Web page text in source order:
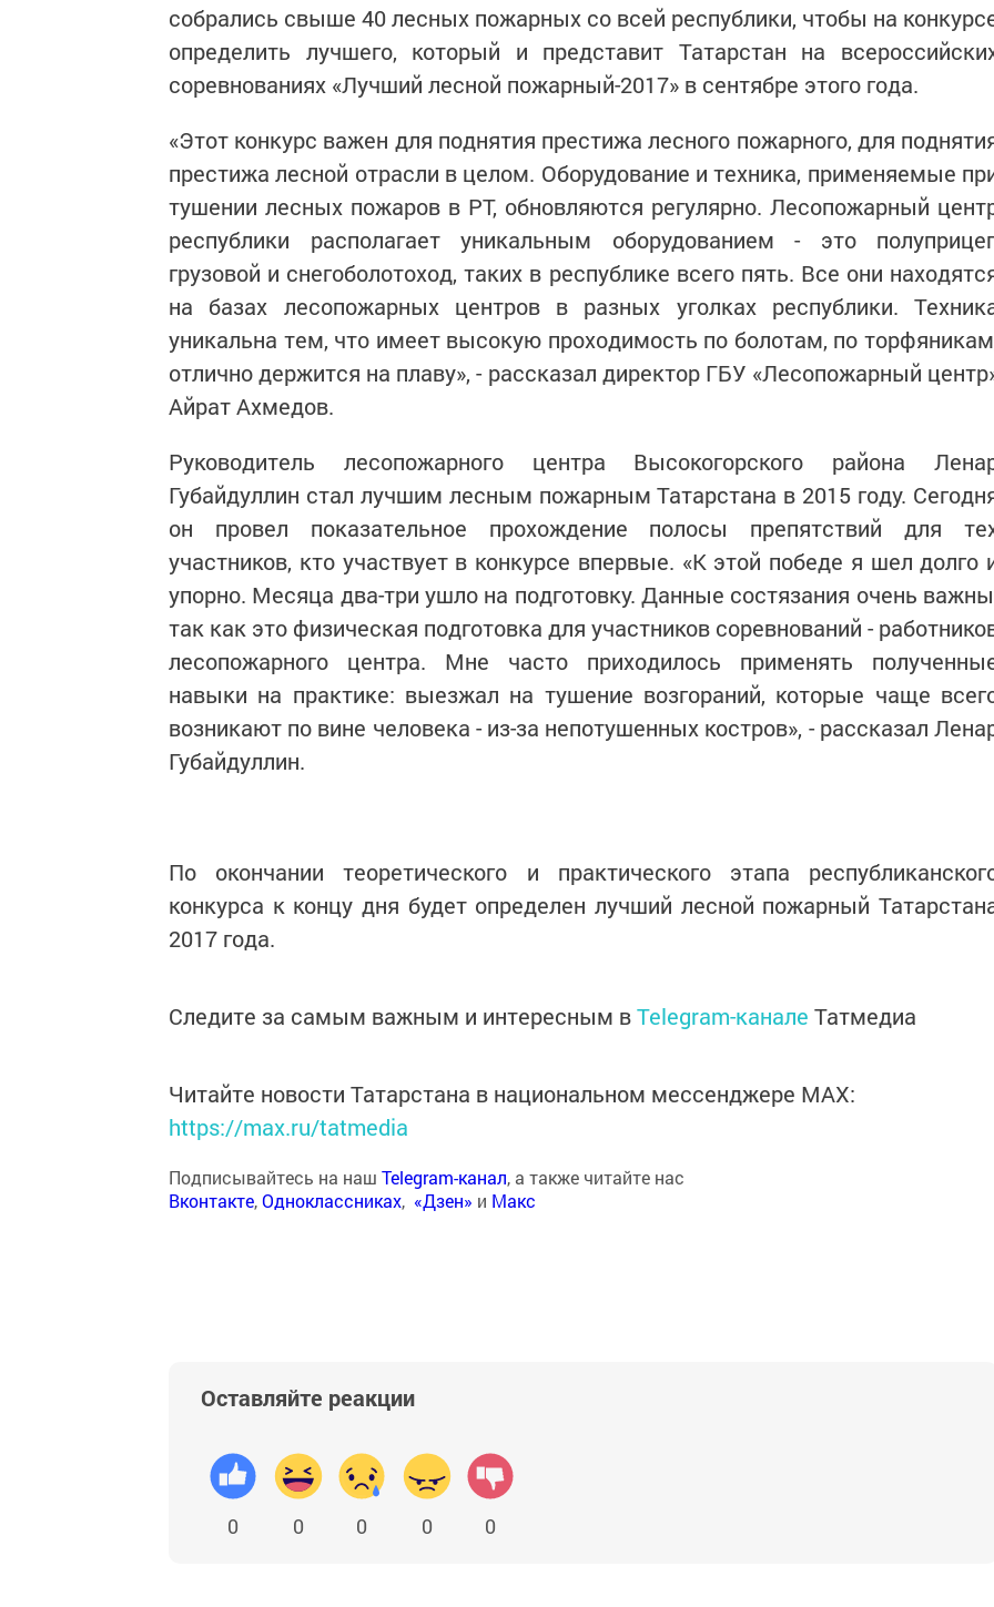
собрались свыше 40 лесных пожарных со всей республики, чтобы на
определить лучшего, который и представит Татарстан на
соревнованиях «Лучший лесной пожарный-2017» в сентябре этого года.
«Этот конкурс важен для поднятия престижа лесного пожарного, для
престижа лесной отрасли в целом. Оборудование и техника, применяемые
тушении лесных пожаров в РТ, обновляются регулярно. Лесопожарный
республики располагает уникальным оборудованием - это
грузовой и снегоболотоход, таких в республике всего пять. Все они
на базах лесопожарных центров в разных уголках республики.
уникальна тем, что имеет высокую проходимость по болотам, по
отлично держится на плаву», - рассказал директор ГБУ «Лесопожарный
Айрат Ахмедов.
Руководитель лесопожарного центра Высокогорского района
Губайдуллин стал лучшим лесным пожарным Татарстана в 2015 году.
он провел показательное прохождение полосы препятствий для
участников, кто участвует в конкурсе впервые. «К этой победе я шел долго
упорно. Месяца два-три ушло на подготовку. Данные состязания очень
так как это физическая подготовка для участников соревнований -
лесопожарного центра. Мне часто приходилось применять
навыки на практике: выезжал на тушение возгораний, которые чаще
возникают по вине человека - из-за непотушенных костров», - рассказал
Губайдуллин.
По окончании теоретического и практического этапа
конкурса к концу дня будет определен лучший лесной пожарный
2017 года.
Следите за самым важным и интересным вTelegram-канале Татмедиа
Читайте новости Татарстана в национальном мессенджере MАХ:
https://max.ru/tatmedia
Подписывайтесь на наш Telegram-канал, а также читайте нас
Вконтакте,Одноклассниках, «Дзен» и Макс
Оставляйте реакции
0 0 0 0 0